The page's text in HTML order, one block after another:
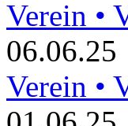
Verein •
06.06.25
Verein •